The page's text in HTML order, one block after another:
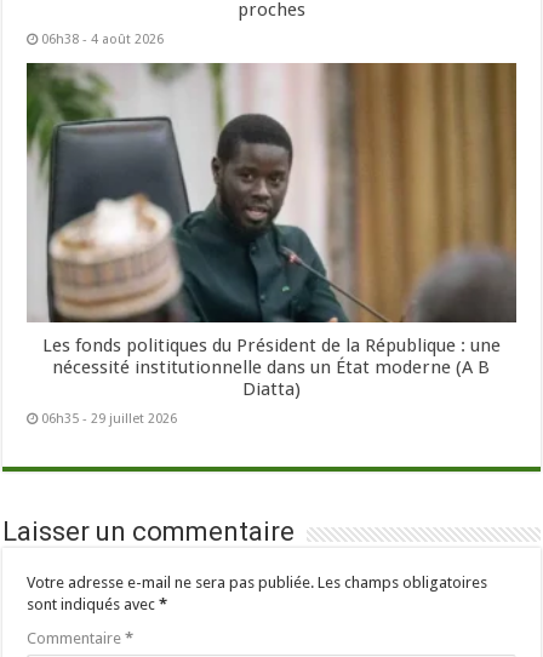
proches
06h38 - 4 août 2026
Les fonds politiques du Président de la République : une
nécessité institutionnelle dans un État moderne (A B
Diatta)
06h35 - 29 juillet 2026
Laisser un commentaire
Votre adresse e-mail ne sera pas publiée. Les champs obligatoires
sont indiqués avec*
Commentaire*